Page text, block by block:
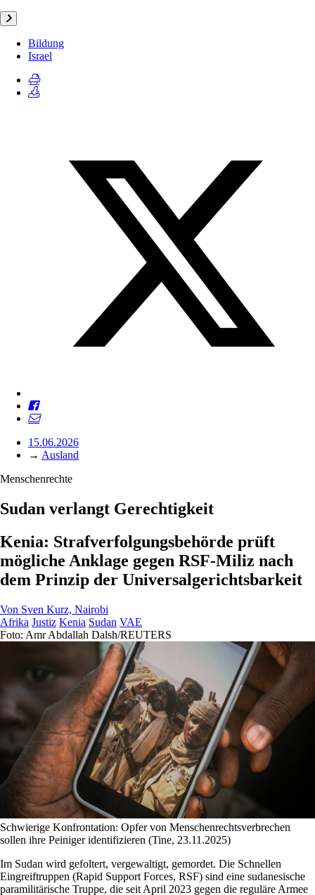
Bildung
Israel
15.06.2026
→ Ausland
Menschenrechte
Sudan verlangt Gerechtigkeit
Kenia: Strafverfolgungsbehörde prüft
mögliche Anklage gegen RSF-Miliz nach
dem Prinzip der Universalgerichtsbarkeit
Von Sven Kurz, Nairobi
Afrika Justiz Kenia Sudan VAE
Foto: Amr Abdallah Dalsh/REUTERS
Schwierige Konfrontation: Opfer von Menschenrechtsverbrechen
sollen ihre Peiniger identifizieren (Tine, 23.11.2025)
Im Sudan wird gefoltert, vergewaltigt, gemordet. Die Schnellen
Eingreiftruppen (Rapid Support Forces, RSF) sind eine sudanesische
paramilitärische Truppe, die seit April 2023 gegen die reguläre Armee